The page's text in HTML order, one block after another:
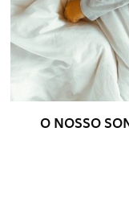
O NOSSO